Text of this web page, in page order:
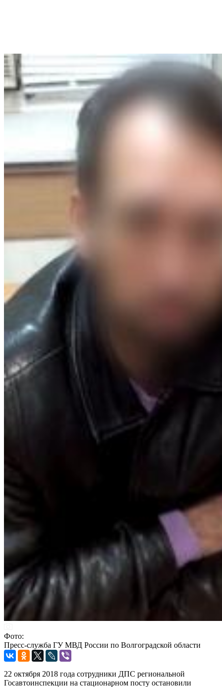
Фото:
Пресс-служба ГУ МВД России по Волгоградской области
22 октября 2018 года сотрудники ДПС региональной
Госавтоинспекции на стационарном посту остановили